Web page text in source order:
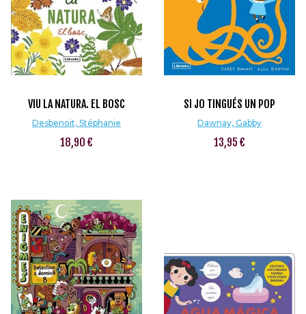
VIU LA NATURA. EL BOSC
Desbenoit, Stéphanie
18,90 €
SI JO TINGUÉS UN POP
Dawnay, Gabby
13,95 €